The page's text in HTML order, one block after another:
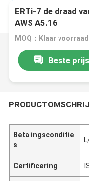
ERTi-7 de draad
AWS A5.16
MOQ：Klaar voorraad
Beste prijs
Betalingsconditie
s
Certificering